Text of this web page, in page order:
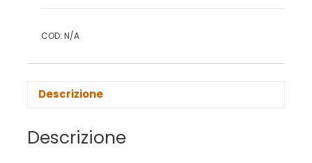
COD: N/A
Descrizione
Descrizione